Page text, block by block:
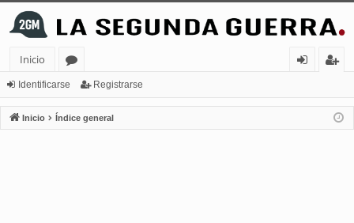
Inicio
or
os
nt
ifi
ist
ra
Identificarse Registrarse
Inicio Índice general